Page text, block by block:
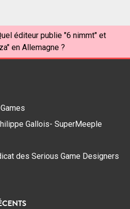
éditeur publie "6 nimmt" et
en Allemagne ?
Gallois- SuperMeeple
des Serious Game Designers